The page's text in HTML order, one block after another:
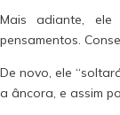
Mais adiante,
pensamentos.
De novo, ele
a âncora, e assim